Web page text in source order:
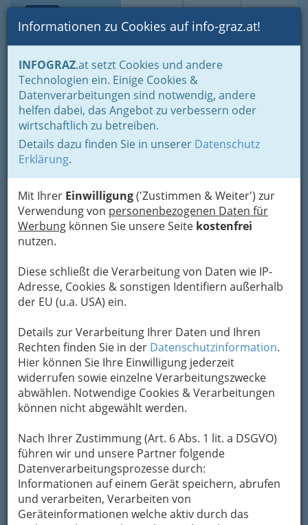
Suche Login Toggle
Informationen zu Cookies auf info-graz.at!
INFOGRAZ.at setzt Cookies und andere
Technologien ein. Einige Cookies &
Datenverarbeitungen sind notwendig, andere
helfen dabei, das Angebot zu verbessern oder
wirtschaftlich zu betreiben.
Details dazu finden Sie in unserer Datenschutz
Erklärung.
Mit Ihrer Einwilligung('Zustimmen & Weiter') zur
Verwendung von personenbezogenen Daten für
Werbung können Sie unsere Seite kostenfrei
nutzen.
Diese schließt die Verarbeitung von Daten wie IP-
Adresse, Cookies & sonstigen Identifiern außerhalb
der EU (u.a. USA) ein.
Details zur Verarbeitung Ihrer Daten und Ihren
Rechten finden Sie in der Datenschutzinformation.
Hier können Sie Ihre Einwilligung jederzeit
widerrufen sowie einzelne Verarbeitungszwecke
abwählen. Notwendige Cookies & Verarbeitungen
können nicht abgewählt werden.
Nach Ihrer Zustimmung (Art. 6 Abs. 1 lit. a DSGVO)
führen wir und unsere Partner folgende
Datenverarbeitungsprozesse durch:
Informationen auf einem Gerät speichern, abrufen
und verarbeiten, Verarbeiten von
Geräteinformationen welche aktiv durch das
Home Branchen
Gewerbe, Handwerk, Banken
Information und Consulting
Versicherungsmakler und Versicherungsmaklerinnen
Assecura Beratungs- und
Verwaltungsgmbh
Münzgrabenstraße 36, 8010 Graz
+43 316 816 690 90
Karte
Adresse mit Google Maps anschauen
Kontaktaufnahme
Um die Info-Graz Firmenvor Spam-Mails zu
bewahren , verwenden wir an dieser Stelle zur
Übermittlung Ihrer Nachricht ein sicheres
Absenden umgehend per Mail an das
Unternehmen Assecura Beratungs- und
Verwaltungsgmbh weitergeleitet.
Mein Name